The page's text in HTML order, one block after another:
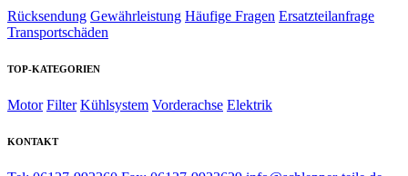
Rücksendung Gewährleistung Häufige Fragen Ersatzteilanfrage
Transportschäden
TOP-KATEGORIEN
Motor Filter Kühlsystem Vorderachse Elektrik
KONTAKT